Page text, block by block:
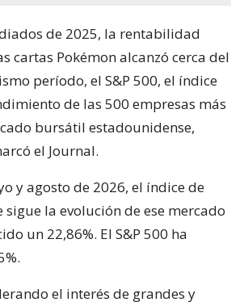
de 2025, la rentabilidad
cartas Pokémon alcanzó cerca del
período, el S&P 500, el índice
de las 500 empresas más
bursátil estadounidense,
el Journal.
y agosto de 2026, el índice de
la evolución de ese mercado
un 22,86%. El S&P 500 ha
el interés de grandes y